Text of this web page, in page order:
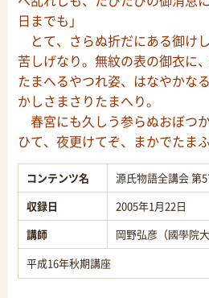
日までも」
とて、さらぬ折だにある御け
苦しげなり。無紋の表の御衣に
たまへるやつれ姿、はなやかな
かしさまさりたまへり。
春宮にも久しう参らぬおぼつ
ひて、夜更けてぞ、まかでたまふ
コンテンツ名
源氏物語全講会 第
収録日
2005年1月22日
講師
岡野弘彦（國學院
平成16年秋期講座